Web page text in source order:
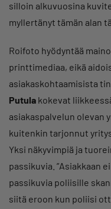
silloin alkuvuosina
myllertänyt tämän alan
Roifoto hyödyntää
printtimediaa, eikä
asiakaskohtaamisista
Putula kokevat
asiakaspalvelun olevan
kuitenkin tarjonnut
Yksi näkyvimpiä ja
passikuvia. ”Asiakkaan
passikuvia poliisille
siitä eroon kun poliisi